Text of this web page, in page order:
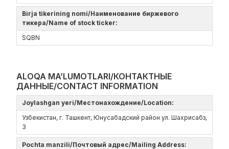
Birja tikerining nomi/Наименование биржевого
тикера/Name of stock ticker:
SQBN
ALOQA MA’LUMOTLARI/КОНТАКТНЫЕ
ДАННЫЕ/CONTACT INFORMATION
Joylashgan yeri/Местонахождение/Location:
Узбекистан, г. Ташкент, Юнусабадский район ул. Шахрисабз,
3
Pochta manzili/Почтовый адрес/Mailing Address: